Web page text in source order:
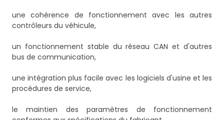
une cohérence de fonctionnement avec les autres
contrôleurs du véhicule,
un fonctionnement stable du réseau CAN et d'autres
bus de communication,
une intégration plus facile avec les logiciels d'usine et les
procédures de service,
le maintien des paramètres de fonctionnement